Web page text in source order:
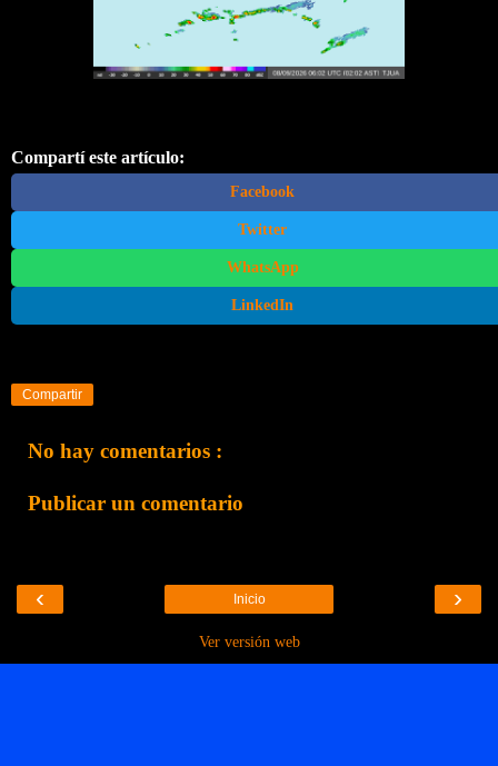
Compartí este artículo:
Facebook
Twitter
WhatsApp
LinkedIn
Compartir
No hay comentarios :
Publicar un comentario
‹ ›
Inicio
Ver versión web